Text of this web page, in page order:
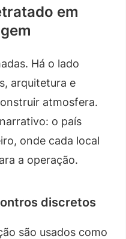
em
Há o lado
arquitetura e
atmosfera.
o país
onde cada local
a operação.
discretos
são usados como